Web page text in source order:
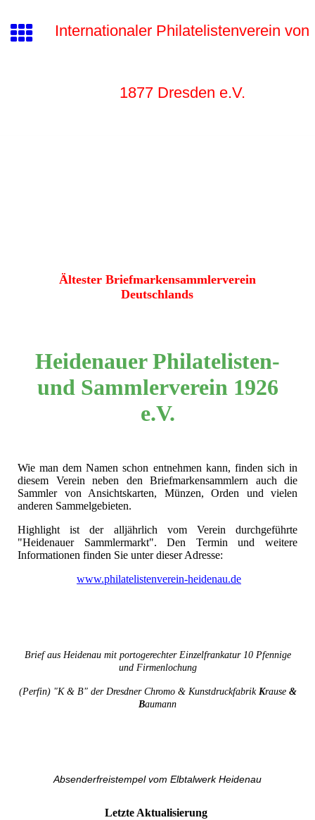
Internationaler Philatelistenverein von
1877 Dresden e.V.
Ältester Briefmarkensammlerverein
Deutschlands
Heidenauer Philatelisten-
und Sammlerverein 1926
e.V.
Wie man dem Namen schon entnehmen kann, finden sich in
diesem Verein neben den Briefmarkensammlern auch die
Sammler von Ansichtskarten, Münzen, Orden und vielen
anderen Sammelgebieten.
Highlight ist der alljährlich vom Verein durchgeführte
"Heidenauer Sammlermarkt". Den Termin und weitere
Informationen finden Sie unter dieser Adresse:
www.philatelistenverein-heidenau.de
Brief aus Heidenau mit portogerechter Einzelfrankatur 10 Pfennige
und Firmenlochung
(Perfin) "K & B" der Dresdner Chromo & Kunstdruckfabrik Krause &
Baumann
Absenderfreistempel vom Elbtalwerk Heidenau
Letzte Aktualisierung